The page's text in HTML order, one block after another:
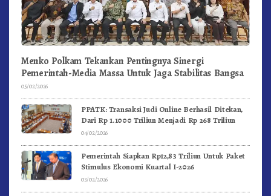
Menko Polkam Tekankan Pentingnya Sinergi
Pemerintah-Media Massa Untuk Jaga Stabilitas Bangsa
05/02/2026
PPATK: Transaksi Judi Online Berhasil Ditekan,
Dari Rp 1.1000 Triliun Menjadi Rp 268 Triliun
04/02/2026
Pemerintah Siapkan Rp12,83 Triliun Untuk Paket
Stimulus Ekonomi Kuartal I-2026
03/02/2026